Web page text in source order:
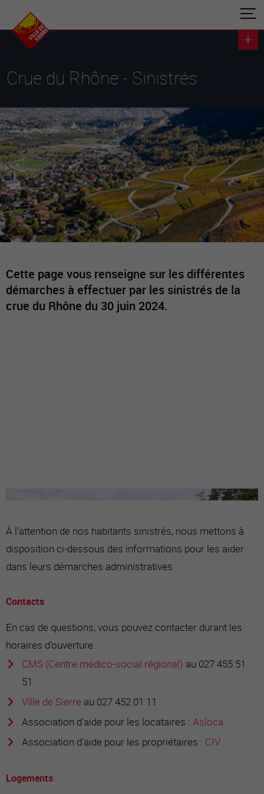
Crue du Rhône - Sinistrés
Cette page vous renseigne sur les différentes
démarches à effectuer par les sinistrés de la
crue du Rhône du 30 juin 2024.
À l’attention de nos habitants sinistrés, nous mettons à
disposition ci-dessous des informations pour les aider
dans leurs démarches administratives.
Contacts
En cas de questions, vous pouvez contacter durant les
horaires d'ouverture:
CMS (Centre médico-social régional) au 027 455 51
51
Ville de Sierre au 027 452 01 11
Association d'aide pour les locataires : Asloca
Association d'aide pour les propriétaires : CIV
Logements